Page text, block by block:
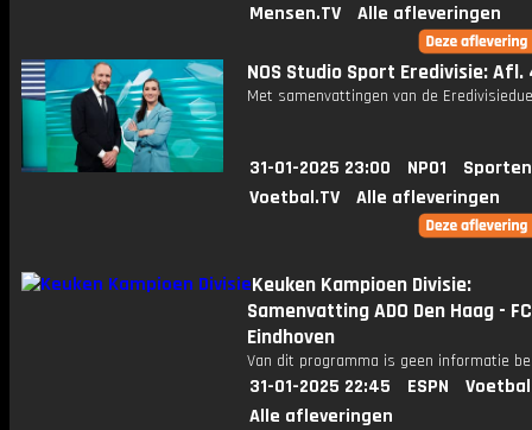
Mensen.TV
Alle afleveringen
NOS Studio Sport Eredivisie: Afl.
Met samenvattingen van de
31-01-2025 23:00 NPO1
Voetbal.TV
Alle afleveringen
Keuken Kampioen Divisie:
Samenvatting ADO Den Haag - FC
Eindhoven
Van dit programma is geen informatie
31-01-2025 22:45 ESPN
Alle afleveringen